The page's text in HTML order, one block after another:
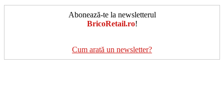
Abonează-te la newsletterul
BricoRetail.ro!
Cum arată un newsletter?